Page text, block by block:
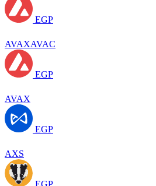
EGP
AVAXAVAC
EGP
AVAX
EGP
AXS
EGP